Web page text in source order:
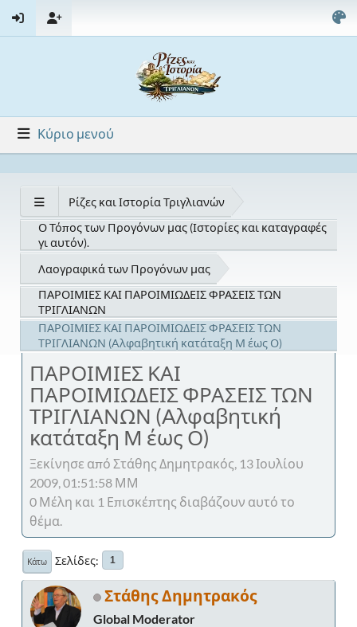
Κύριο μενού
Ρίζες και Ιστορία Τριγλιανών
Ο Τόπος των Προγόνων μας (Ιστορίες και καταγραφές
γι αυτόν).
Λαογραφικά των Προγόνων μας
ΠΑΡΟΙΜΙΕΣ ΚΑΙ ΠΑΡΟΙΜΙΩΔΕΙΣ ΦΡΑΣΕΙΣ ΤΩΝ
ΤΡΙΓΛΙΑΝΩΝ
ΠΑΡΟΙΜΙΕΣ ΚΑΙ ΠΑΡΟΙΜΙΩΔΕΙΣ ΦΡΑΣΕΙΣ ΤΩΝ
ΤΡΙΓΛΙΑΝΩΝ (Aλφαβητική κατάταξη Μ έως Ο)
ΠΑΡΟΙΜΙΕΣ ΚΑΙ
ΠΑΡΟΙΜΙΩΔΕΙΣ ΦΡΑΣΕΙΣ ΤΩΝ
ΤΡΙΓΛΙΑΝΩΝ (Aλφαβητική
κατάταξη Μ έως Ο)
Ξεκίνησε από Στάθης Δημητρακός, 13 Ιουλίου
2009, 01:51:58 ΜΜ
0 Μέλη και 1 Επισκέπτης διαβάζουν αυτό το
θέμα.
Κάτω Σελίδες 1
Στάθης Δημητρακός
Global Moderator